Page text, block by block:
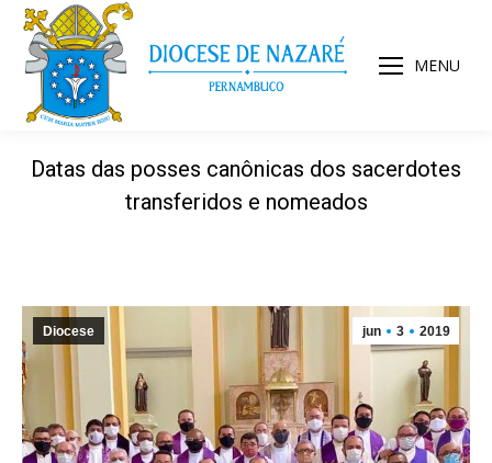
MENU
Datas das posses canônicas dos sacerdotes
transferidos e nomeados
jun 3 2019
Diocese